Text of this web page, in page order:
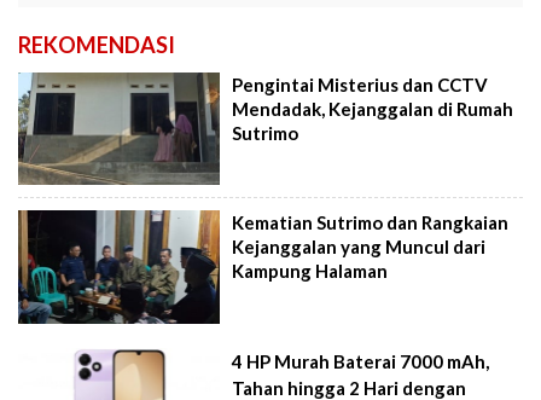
REKOMENDASI
Pengintai Misterius dan CCTV
Mendadak, Kejanggalan di Rumah
Sutrimo
Kematian Sutrimo dan Rangkaian
Kejanggalan yang Muncul dari
Kampung Halaman
4 HP Murah Baterai 7000 mAh,
Tahan hingga 2 Hari dengan